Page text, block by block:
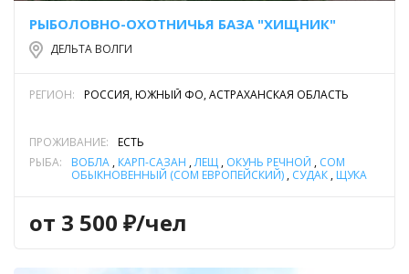
РЫБОЛОВНО-ОХОТНИЧЬЯ БАЗА "ХИЩНИК"
ДЕЛЬТА ВОЛГИ
РЕГИОН: РОССИЯ, ЮЖНЫЙ ФО, АСТРАХАНСКАЯ ОБЛАСТЬ
ПРОЖИВАНИЕ:
ЕСТЬ
РЫБА:
ВОБЛА , КАРП-САЗАН ,ЛЕЩ , ОКУНЬ РЕЧНОЙ , СОМ
ОБЫКНОВЕННЫЙ (СОМ ЕВРОПЕЙСКИЙ) , СУДАК , ЩУКА
от 3 500 ₽/чел